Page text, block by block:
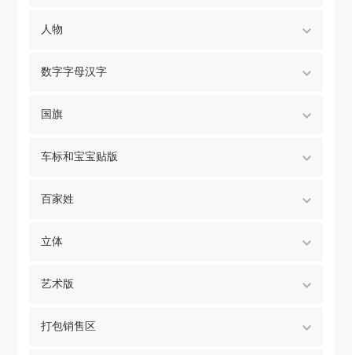
人物
数字字母汉字
国旗
车标和宝宝贴版
百家姓
立体
艺术版
打包销售区